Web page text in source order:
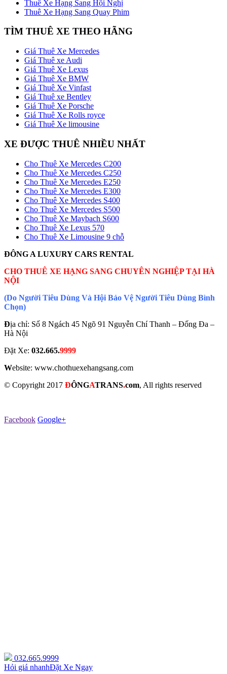
Thuê Xe Hạng Sang Hội Nghị
Thuê Xe Hạng Sang Quay Phim
TÌM THUÊ XE THEO HÃNG
Giá Thuê Xe Mercedes
Giá Thuê xe Audi
Giá Thuê Xe Lexus
Giá Thuê Xe BMW
Giá Thuê Xe Vinfast
Giá Thuê xe Bentley
Giá Thuê Xe Porsche
Giá Thuê Xe Rolls royce
Giá Thuê Xe limousine
XE ĐƯỢC THUÊ NHIỀU NHẤT
Cho Thuê Xe Mercedes C200
Cho Thuê Xe Mercedes C250
Cho Thuê Xe Mercedes E250
Cho Thuê Xe Mercedes E300
Cho Thuê Xe Mercedes S400
Cho Thuê Xe Mercedes S500
Cho Thuê Xe Maybach S600
Cho Thuê Xe Lexus 570
Cho Thuê Xe Limousine 9 chỗ
ĐÔNG A LUXURY CARS RENTAL
CHO THUÊ XE HẠNG SANG CHUYÊN NGHIỆP TẠI HÀ
NỘI
(Do Người Tiêu Dùng Và Hội Bảo Vệ Người Tiêu Dùng Bình
Chọn)
Địa chỉ: Số 8 Ngách 45 Ngõ 91 Nguyễn Chí Thanh – Đống Đa –
Hà Nội
Đặt Xe: 032.665.9999
Website: www.chothuexehangsang.com
© Copyright 2017 ĐÔNGATRANS.com, All rights reserved
Facebook Google+
032.665.9999
Hỏi giá nhanhĐặt Xe Ngay